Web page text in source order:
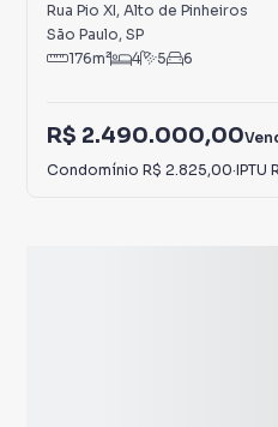
Rua Pio XI, Alto de Pinheiros
São Paulo, SP
176m² 4 5 6
R$ 2.490.000,00
Condomínio R$ 2.825,00·IPTU